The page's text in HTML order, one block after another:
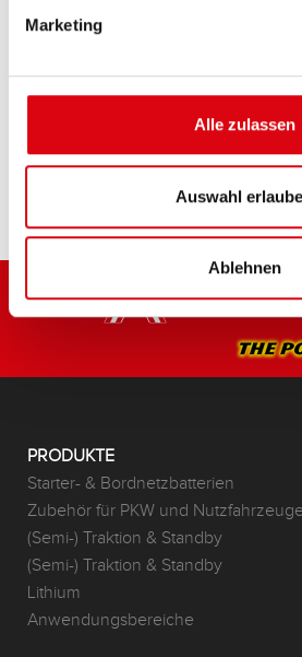
Marketing
Alle zulassen
Auswahl
Ablehnen
Vorgaben führender
Originalqualität zum
Diese Batterie kaufen:
PRODUKTE
Starter- & Bordnetzbatterien
Zubehör für PKW und Nutzfahrzeuge
(Semi-) Traktion & Standby
(Semi-) Traktion & Standby
Lithium
Anwendungsbereiche